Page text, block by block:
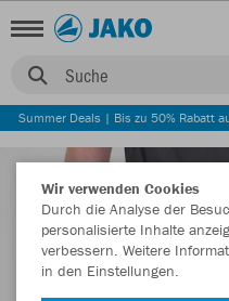
Suche
Summer Deals | Bis zu 50% Rabatt
Wir verwenden Cookies
Durch die Analyse der
personalisierte Inhalte
verbessern. Weitere
in den Einstellungen.